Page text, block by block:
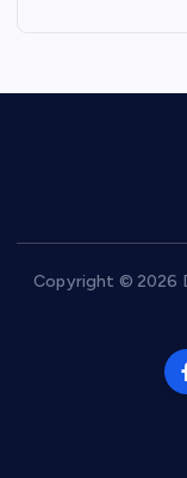
Copyright © 2026